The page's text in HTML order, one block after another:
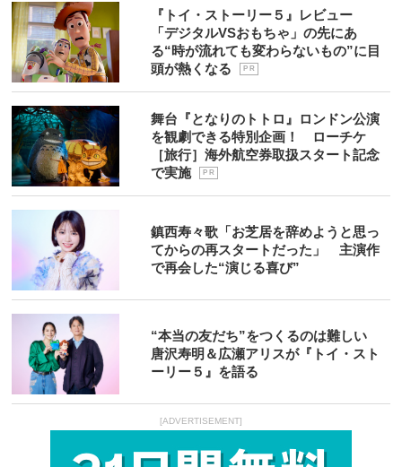
『トイ・ストーリー５』レビュー
「デジタルVSおもちゃ」の先にあ
る“時が流れても変わらないもの”に目
頭が熱くなる
P R
舞台『となりのトトロ』ロンドン公演
を観劇できる特別企画！ ローチケ
［旅行］海外航空券取扱スタート記念
で実施
P R
鎮西寿々歌「お芝居を辞めようと思っ
てからの再スタートだった」 主演作
で再会した“演じる喜び”
“本当の友だち”をつくるのは難しい
唐沢寿明＆広瀬アリスが『トイ・スト
ーリー５』を語る
[ADVERTISEMENT]